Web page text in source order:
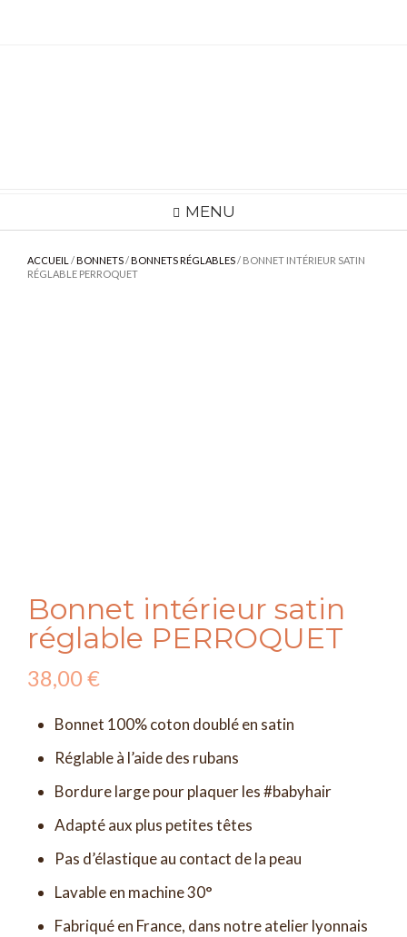
MENU
ACCUEIL /BONNETS/BONNETS RÉGLABLES/ BONNET INTÉRIEUR SATIN
RÉGLABLE PERROQUET
Bonnet intérieur satin
réglable PERROQUET
38,00€
Bonnet 100% coton doublé en satin
Réglable à l’aide des rubans
Bordure large pour plaquer les #babyhair
Adapté aux plus petites têtes
Pas d’élastique au contact de la peau
Lavable en machine 30°
Fabriqué en France, dans notre atelier lyonnais